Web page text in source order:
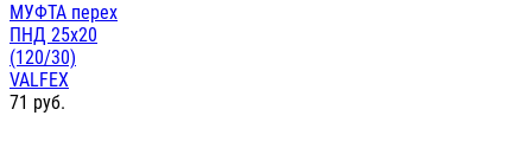
МУФТА перех
ПНД 25х20
(120/30)
VALFEX
71 руб.